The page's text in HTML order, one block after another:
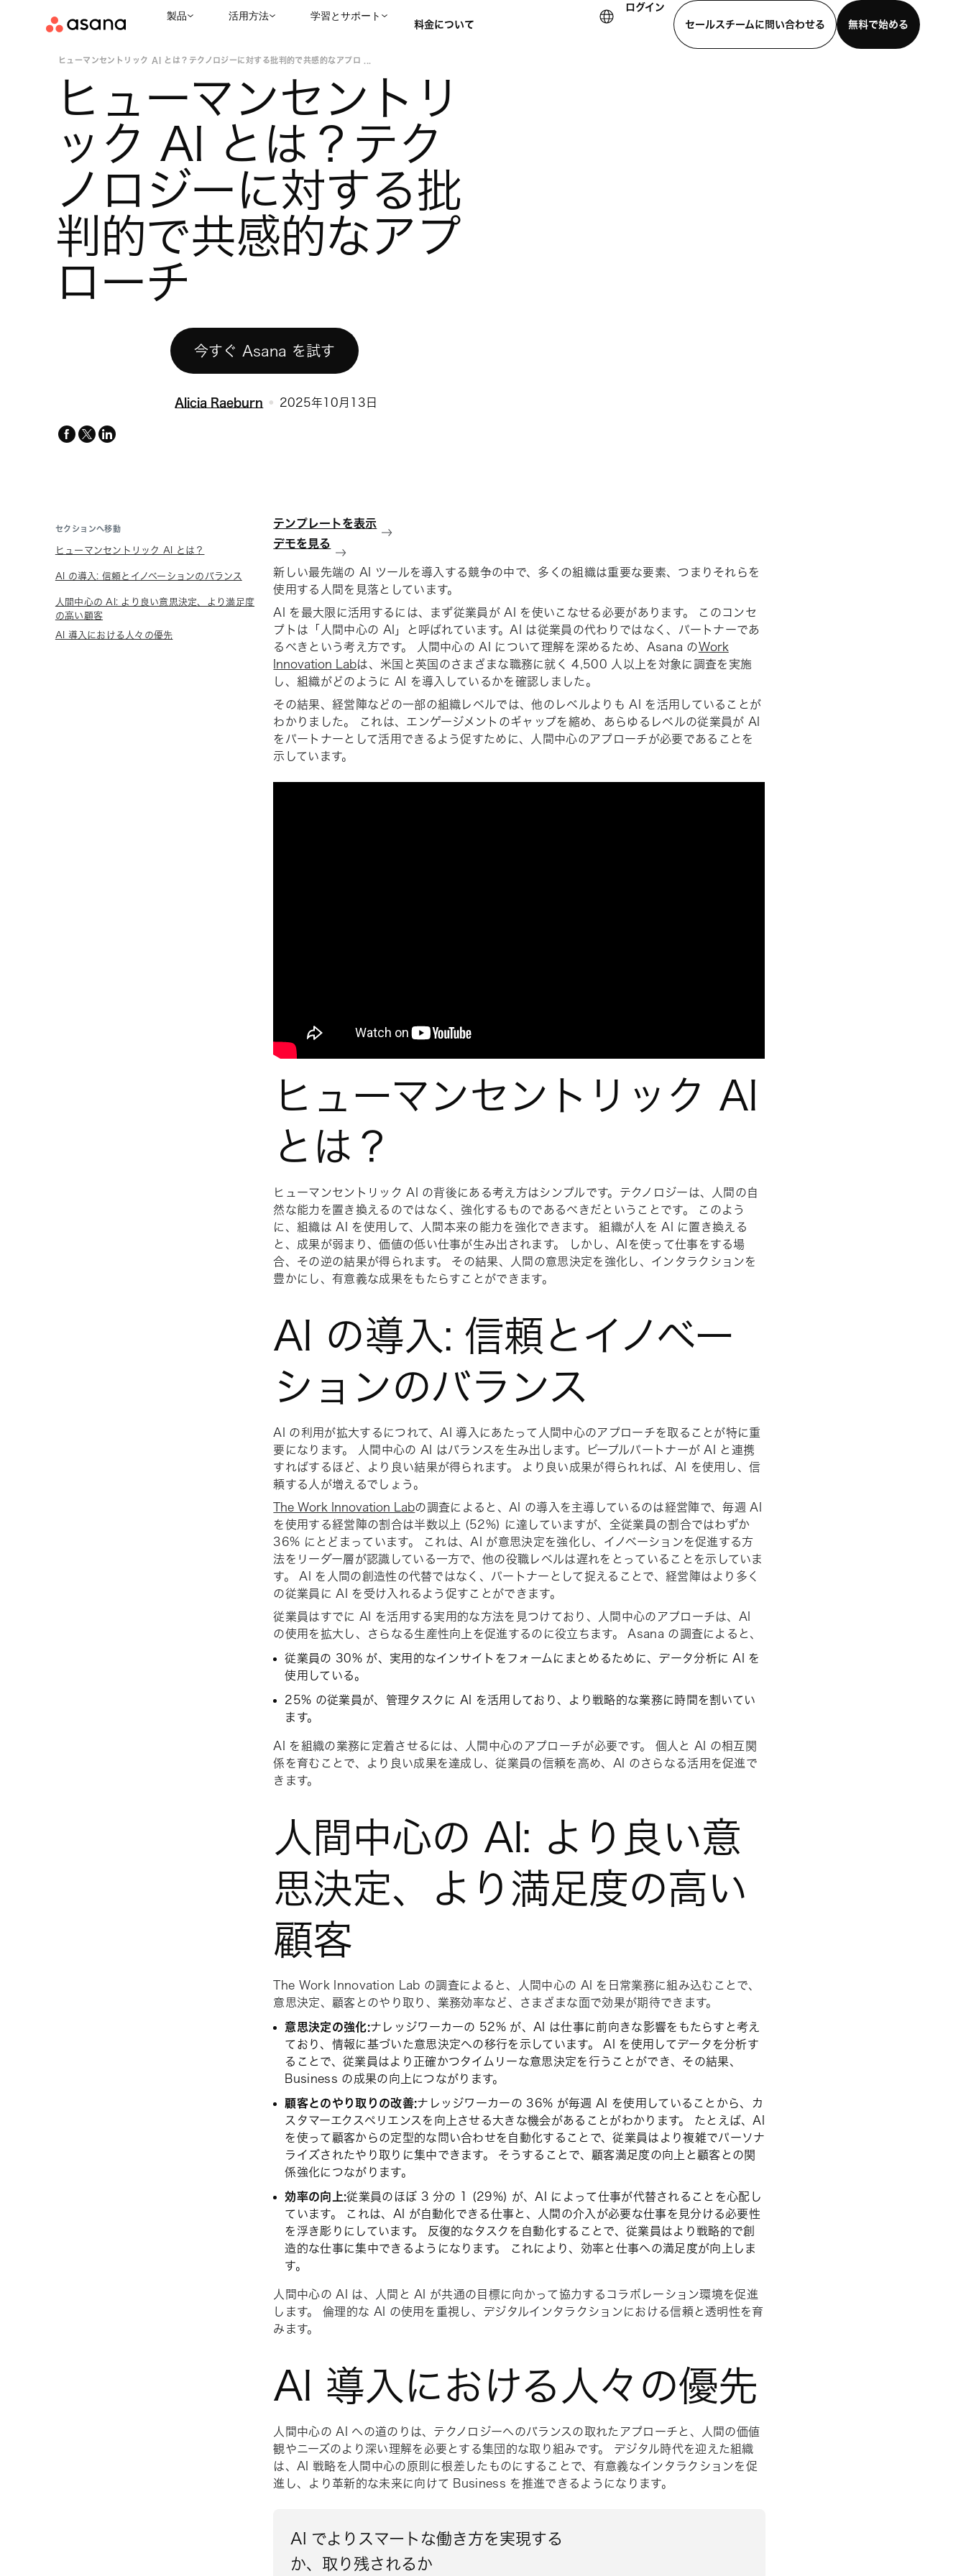
製品 活用方法 学習とサポート
料金について
ログイン
セールスチームに問い合わせる
無料で始める
ヒューマンセントリック AI とは？テクノロジーに対する批判的で共感的なアプロ ...
ヒューマンセントリ
ック AI とは？テク
ノロジーに対する批
判的で共感的なアプ
ローチ
今すぐ Asana を試す
Alicia Raeburn 2025年10月13日
facebook
x-
linkedin
セクションへ移動
ヒューマンセントリック AI とは？
AI の導入: 信頼とイノベーションのバランス
人間中心の AI: より良い意思決定、より満足度
の高い顧客
AI 導入における人々の優先
テンプレートを表示
デモを見る
新しい最先端の AI ツールを導入する競争の中で、多くの組織は重要な要素、つまりそれらを
使用する人間を見落としています。
AI を最大限に活用するには、まず従業員が AI を使いこなせる必要があります。 このコンセ
プトは「人間中心の AI」と呼ばれています。AI は従業員の代わりではなく、パートナーであ
るべきという考え方です。 人間中心の AI について理解を深めるため、Asana のWork
Innovation Labは、米国と英国のさまざまな職務に就く 4,500 人以上を対象に調査を実施
し、組織がどのように AI を導入しているかを確認しました。
その結果、経営陣などの一部の組織レベルでは、他のレベルよりも AI を活用していることが
わかりました。 これは、エンゲージメントのギャップを縮め、あらゆるレベルの従業員が AI
をパートナーとして活用できるよう促すために、人間中心のアプローチが必要であることを
示しています。
ヒューマンセントリック AI
とは？
ヒューマンセントリック AI の背後にある考え方はシンプルです。テクノロジーは、人間の自
然な能力を置き換えるのではなく、強化するものであるべきだということです。 このよう
に、組織は AI を使用して、人間本来の能力を強化できます。 組織が人を AI に置き換える
と、成果が弱まり、価値の低い仕事が生み出されます。 しかし、AI を使って仕事をする場
合、その逆の結果が得られます。 その結果、人間の意思決定を強化し、インタラクションを
豊かにし、有意義な成果をもたらすことができます。
AI の導入: 信頼とイノベー
ションのバランス
AI の利用が拡大するにつれて、AI 導入にあたって人間中心のアプローチを取ることが特に重
要になります。 人間中心の AI はバランスを生み出します。ピープルパートナーが AI と連携
すればするほど、より良い結果が得られます。 より良い成果が得られれば、AI を使用し、信
頼する人が増えるでしょう。
The Work Innovation Labの調査によると、AI の導入を主導しているのは経営陣で、毎週 AI
を使用する経営陣の割合は半数以上 (52%) に達していますが、全従業員の割合ではわずか
36% にとどまっています。 これは、AI が意思決定を強化し、イノベーションを促進する方
法をリーダー層が認識している一方で、他の役職レベルは遅れをとっていることを示していま
す。 AI を人間の創造性の代替ではなく、パートナーとして捉えることで、経営陣はより多く
の従業員に AI を受け入れるよう促すことができます。
従業員はすでに AI を活用する実用的な方法を見つけており、人間中心のアプローチは、AI
の使用を拡大し、さらなる生産性向上を促進するのに役立ちます。 Asana の調査によると、
従業員の 30% が、実用的なインサイトをフォームにまとめるために、データ分析に AI を
使用している。
25% の従業員が、管理タスクに AI を活用しており、より戦略的な業務に時間を割いてい
ます。
AI を組織の業務に定着させるには、人間中心のアプローチが必要です。 個人と AI の相互関
係を育むことで、より良い成果を達成し、従業員の信頼を高め、AI のさらなる活用を促進で
きます。
人間中心の AI: より良い意
思決定、より満足度の高い
顧客
The Work Innovation Lab の調査によると、人間中心の AI を日常業務に組み込むことで、
意思決定、顧客とのやり取り、業務効率など、さまざまな面で効果が期待できます。
意思決定の強化:ナレッジワーカーの 52% が、AI は仕事に前向きな影響をもたらすと考え
ており、情報に基づいた意思決定への移行を示しています。 AI を使用してデータを分析す
ることで、従業員はより正確かつタイムリーな意思決定を行うことができ、その結果、
Business の成果の向上につながります。
顧客とのやり取りの改善:ナレッジワーカーの 36% が毎週 AI を使用していることから、カ
スタマーエクスペリエンスを向上させる大きな機会があることがわかります。 たとえば、AI
を使って顧客からの定型的な問い合わせを自動化することで、従業員はより複雑でパーソナ
ライズされたやり取りに集中できます。 そうすることで、顧客満足度の向上と顧客との関
係強化につながります。
効率の向上:従業員のほぼ 3 分の 1 (29%) が、AI によって仕事が代替されることを心配し
ています。 これは、AI が自動化できる仕事と、人間の介入が必要な仕事を見分ける必要性
を浮き彫りにしています。 反復的なタスクを自動化することで、従業員はより戦略的で創
造的な仕事に集中できるようになります。 これにより、効率と仕事への満足度が向上しま
す。
人間中心の AI は、人間と AI が共通の目標に向かって協力するコラボレーション環境を促進
します。 倫理的な AI の使用を重視し、デジタルインタラクションにおける信頼と透明性を育
みます。
AI 導入における人々の優先
人間中心の AI への道のりは、テクノロジーへのバランスの取れたアプローチと、人間の価値
観やニーズのより深い理解を必要とする集団的な取り組みです。 デジタル時代を迎えた組織
は、AI 戦略を人間中心の原則に根差したものにすることで、有意義なインタラクションを促
進し、より革新的な未来に向けて Business を推進できるようになります。
AI でよりスマートな働き方を実現する
か、取り残されるか